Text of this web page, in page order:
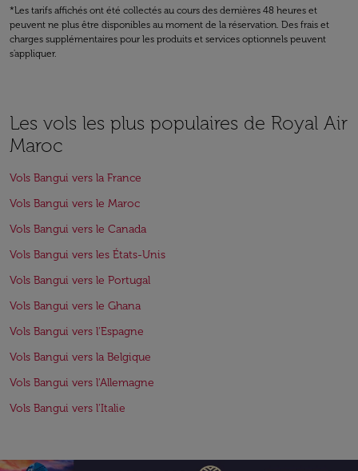
*Les tarifs affichés ont été collectés au cours des dernières 48 heures et
peuvent ne plus être disponibles au moment de la réservation. Des frais et
charges supplémentaires pour les produits et services optionnels peuvent
s'appliquer.
Les vols les plus populaires de Royal Air
Maroc
Vols Bangui vers la France
Vols Bangui vers le Maroc
Vols Bangui vers le Canada
Vols Bangui vers les États-Unis
Vols Bangui vers le Portugal
Vols Bangui vers le Ghana
Vols Bangui vers l'Espagne
Vols Bangui vers la Belgique
Vols Bangui vers l'Allemagne
Vols Bangui vers l'Italie